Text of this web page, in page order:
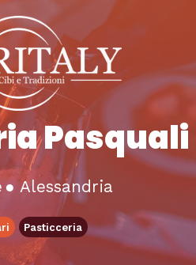
Pasquali
● Alessandria
Pasticceria